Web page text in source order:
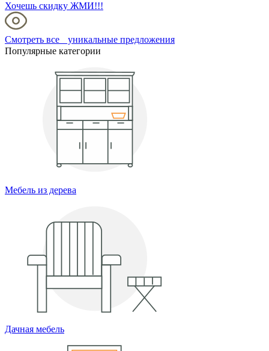
Хочешь скидку ЖМИ!!!
Смотреть все уникальные предложения
Популярные категории
Мебель из дерева
Дачная мебель